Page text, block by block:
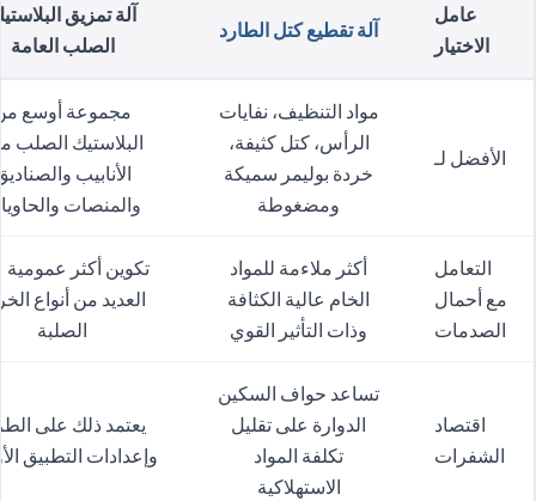
عامل
الاختيار
آلة تقطيع كتل الطارد
آلة تمزيق
الصلب العامة
الأفضل لـ
مواد التنظيف، نفايات
الرأس، كتل كثيفة،
خردة بوليمر سميكة
ومضغوطة
مجموعة أوسع
البلاستيك الصلب
الأنابيب
والمنصات
التعامل
مع أحمال
الصدمات
أكثر ملاءمة للمواد
الخام عالية الكثافة
وذات التأثير القوي
تكوين أكثر عمومية
العديد من أنواع
الصلبة
اقتصاد
الشفرات
تساعد حواف السكين
الدوارة على تقليل
تكلفة المواد
الاستهلاكية
يعتمد ذلك على
وإعدادات التطبيق